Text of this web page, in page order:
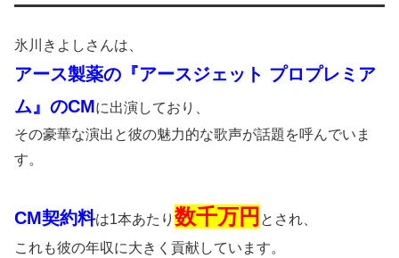
氷川きよしさんは、
アース製薬の『アースジェット プロプレミア
ム』のCMに出演しており、
その豪華な演出と彼の魅力的な歌声が話題を呼んでいま
す。
CM契約料は1本あたり 数千万円 とされ、
これも彼の年収に大きく貢献しています。